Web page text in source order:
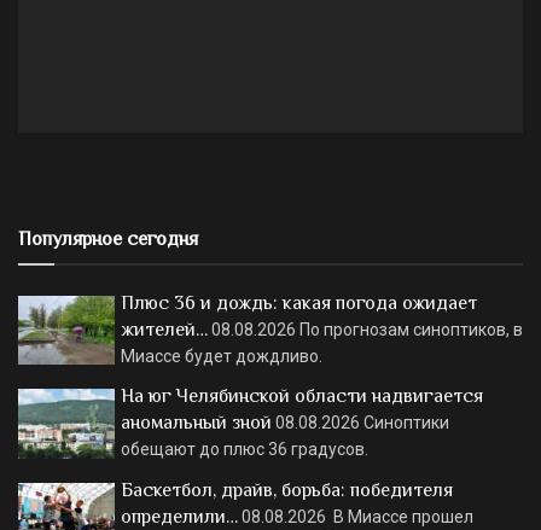
Популярное сегодня
Плюс 36 и дождь: какая погода ожидает
жителей…08.08.2026 По прогнозам синоптиков, в
Миассе будет дождливо.
На юг Челябинской области надвигается
аномальный зной 08.08.2026 Синоптики
обещают до плюс 36 градусов.
Баскетбол, драйв, борьба: победителя
определили…08.08.2026 В Миассе прошел